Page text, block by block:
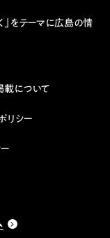
」をテーマに広島の情
載について
リシー